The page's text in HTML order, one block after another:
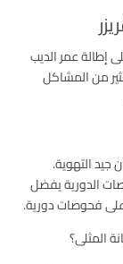
إطالة عمر الديب
من المشاكل
جيد التهوية.
الدورية يفضل
فحوصات دورية.
المثلى؟